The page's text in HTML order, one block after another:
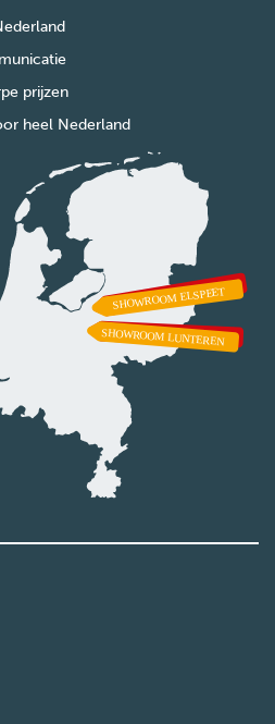
prijzen
heel Nederland